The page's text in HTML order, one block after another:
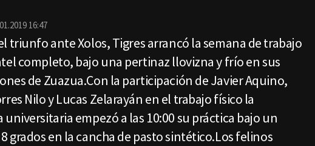
16:47
triunfo ante Xolos, Tigres arrancó la semana de trabajo
completo, bajo una pertinaz llovizna y frío en sus
de Zuazua.Con la participación de Javier Aquino,
Nilo y Lucas Zelarayán en el trabajo físico la
universitaria empezó a las 10:00 su práctica bajo un
grados en la cancha de pasto sintético.Los felinos